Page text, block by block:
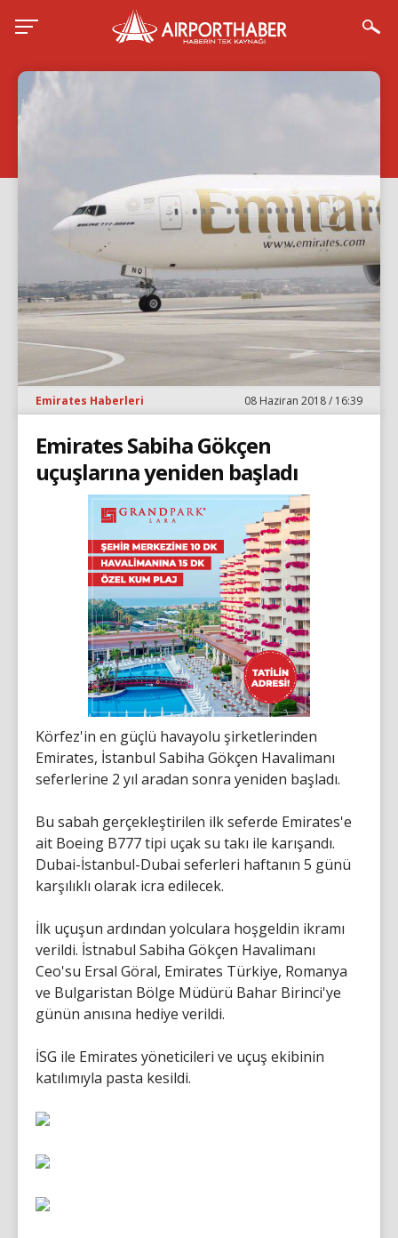
Emirates Haberleri 08 Haziran 2018 / 16:39
Emirates Sabiha Gökçen
uçuşlarına yeniden başladı
Körfez'in en güçlü havayolu şirketlerinden
Emirates, İstanbul Sabiha Gökçen Havalimanı
seferlerine 2 yıl aradan sonra yeniden başladı.
Bu sabah gerçekleştirilen ilk seferde Emirates'e
ait Boeing B777 tipi uçak su takı ile karışandı.
Dubai-İstanbul-Dubai seferleri haftanın 5 günü
karşılıklı olarak icra edilecek.
İlk uçuşun ardından yolculara hoşgeldin ikramı
verildi. İstnabul Sabiha Gökçen Havalimanı
Ceo'su Ersal Göral, Emirates Türkiye, Romanya
ve Bulgaristan Bölge Müdürü Bahar Birinci'ye
günün anısına hediye verildi.
İSG ile Emirates yöneticileri ve uçuş ekibinin
katılımıyla pasta kesildi.